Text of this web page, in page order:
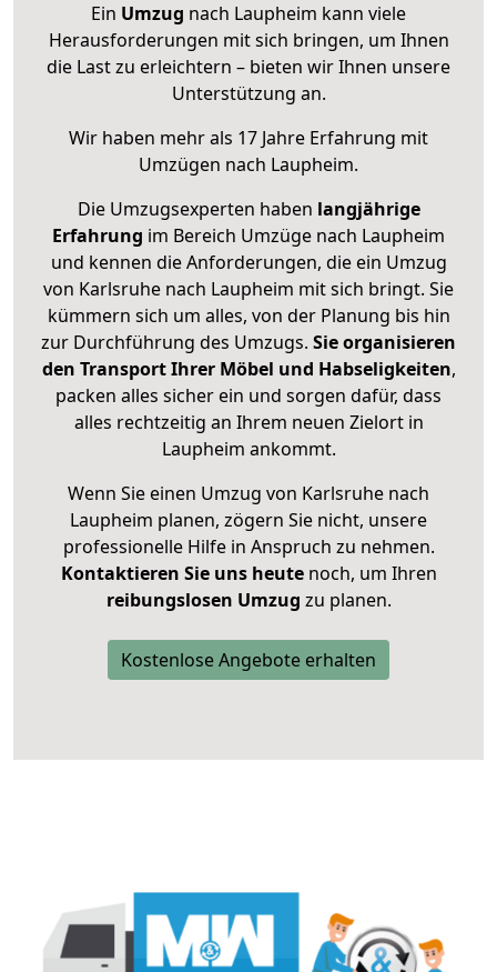
Ein Umzug nach Laupheim kann viele
Herausforderungen mit sich bringen, um Ihnen
die Last zu erleichtern – bieten wir Ihnen unsere
Unterstützung an.
Wir haben mehr als 17 Jahre Erfahrung mit
Umzügen nach Laupheim.
Die Umzugsexperten haben langjährige
Erfahrung im Bereich Umzüge nach Laupheim
und kennen die Anforderungen, die ein Umzug
von Karlsruhe nach Laupheim mit sich bringt. Sie
kümmern sich um alles, von der Planung bis hin
zur Durchführung des Umzugs. Sie organisieren
den Transport Ihrer Möbel und Habseligkeiten,
packen alles sicher ein und sorgen dafür, dass
alles rechtzeitig an Ihrem neuen Zielort in
Laupheim ankommt.
Wenn Sie einen Umzug von Karlsruhe nach
Laupheim planen, zögern Sie nicht, unsere
professionelle Hilfe in Anspruch zu nehmen.
Kontaktieren Sie uns heutenoch, um Ihren
reibungslosen Umzug zu planen.
Kostenlose Angebote erhalten